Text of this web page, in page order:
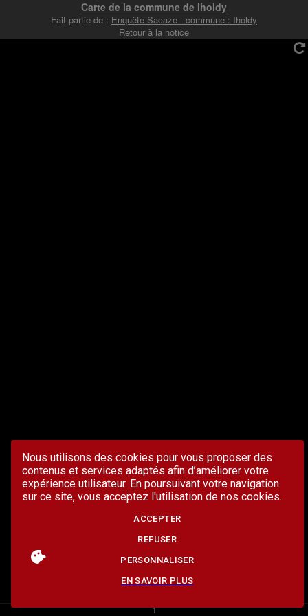
Nous utilisons des cookies pour vous proposer des
contenus et services adaptés afin d’améliorer votre
expérience utilisateur. En poursuivant votre navigation
sur ce site, vous acceptez l'utilisation de nos cookies.
ACCEPTER
REFUSER
PERSONNALISER
EN SAVOIR PLUS